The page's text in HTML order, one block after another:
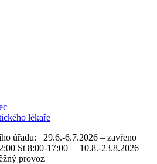
lékaře
úřadu: 29.6.-6.7.2026 – zavřeno
St 8:00-17:00 10.8.-23.8.2026 –
provoz